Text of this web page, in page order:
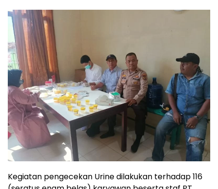
Kegiatan pengecekan Urine dilakukan terhadap 116